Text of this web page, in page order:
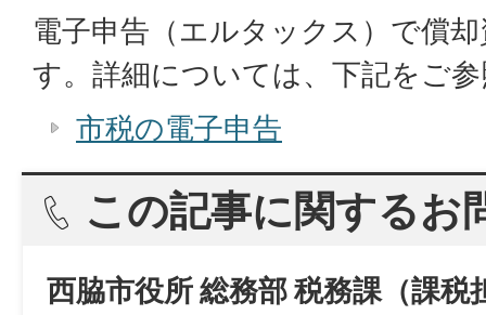
電子申告（エルタックス）で償
す。詳細については、下記をご
市税の電子申告
この記事に関するお
西脇市役所 総務部 税務課（課税